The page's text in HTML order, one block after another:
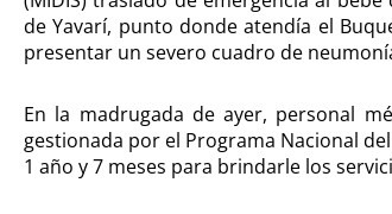
de Yavarí, punto donde atendía el
presentar un severo cuadro de
En la madrugada de ayer, personal
gestionada por el Programa Nacional
1 año y 7 meses para brindarle los